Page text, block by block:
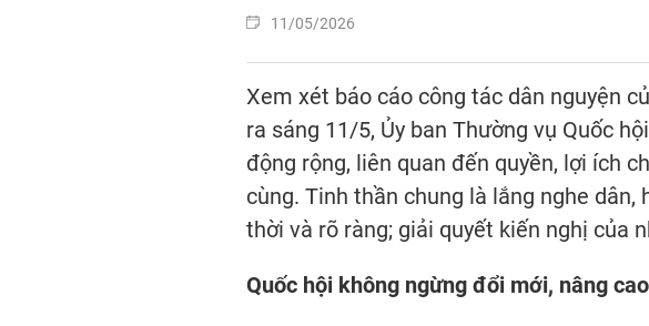
11/05/2026
Xem xét báo cáo công tác dân nguyện
ra sáng 11/5, Ủy ban Thường vụ Quốc
động rộng, liên quan đến quyền, lợi ích
cùng. Tinh thần chung là lắng nghe
thời và rõ ràng; giải quyết kiến nghị của
Quốc hội không ngừng đổi mới, nâng